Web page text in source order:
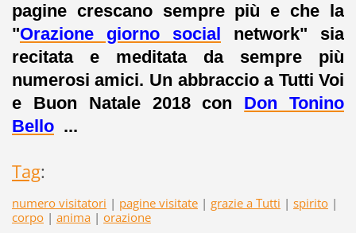
pagine crescano sempre più e che la
"Orazione giorno social network" sia
recitata e meditata da sempre più
numerosi amici. Un abbraccio a Tutti Voi
e Buon Natale 2018 con Don Tonino
Bello...
Tag:
numero visitatori | pagine visitate | grazie a Tutti | spirito |
corpo | anima | orazione